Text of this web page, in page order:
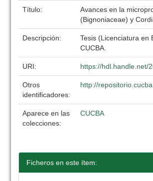
Título:
Avances en la
(Bignoniaceae) y
Descripción:
Tesis (Licenciatura en
CUCBA.
URI: https://hdl.handle.net/
Otros
identificadores:
http://
Aparece en las
colecciones:
CUCBA
Ficheros en este ítem: